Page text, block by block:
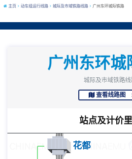
主页 动车组运行线路 城际及市域铁路线路 广州东环城际铁路
广州东环城
城际及市域铁路
查看线路图
站点及计价
花都